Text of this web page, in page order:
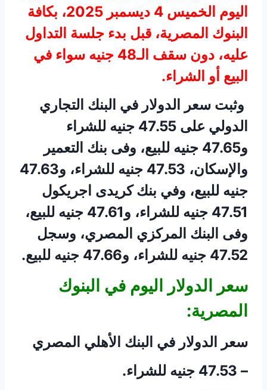
اليوم الخميس 4 ديسمبر 2025، بكافة
البنوك المصرية، قبل بدء جلسة التداول
عليه، دون سقف الـ48 جنيه سواء في
البيع أو الشراء.
وثبت سعر الدولار في البنك التجاري
الدولي على 47.55 جنيه للشراء
و47.65 جنيه للبيع، وفى بنك التعمير
والإسكان، 47.53 جنيه للشراء، و47.63
جنيه للبيع، وفي بنك كريدى اجريكول
47.51 جنيه للشراء، و47.61 جنيه للبيع،
وفى البنك المركزي المصري، وسجل
47.52 جنيه للشراء، و47.66 جنيه للبيع.
سعر الدولار اليوم في البنوك
المصرية:
سعر الدولار في البنك الأهلي المصري
– 47.53 جنيه للشراء.